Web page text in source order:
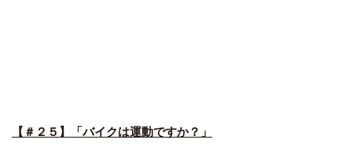
【＃２５】「バイクは運動ですか？」